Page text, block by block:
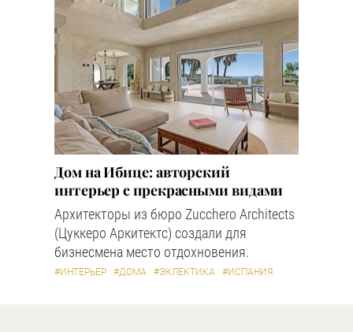
Дом на Ибице: авторский
интерьер с прекрасными видами
Архитекторы из бюро Zucchero Architects
(Цуккеро Аркитектс) создали для
бизнесмена место отдохновения.
#ИНТЕРЬЕР #ДОМА #ЭКЛЕКТИКА #ИСПАНИЯ